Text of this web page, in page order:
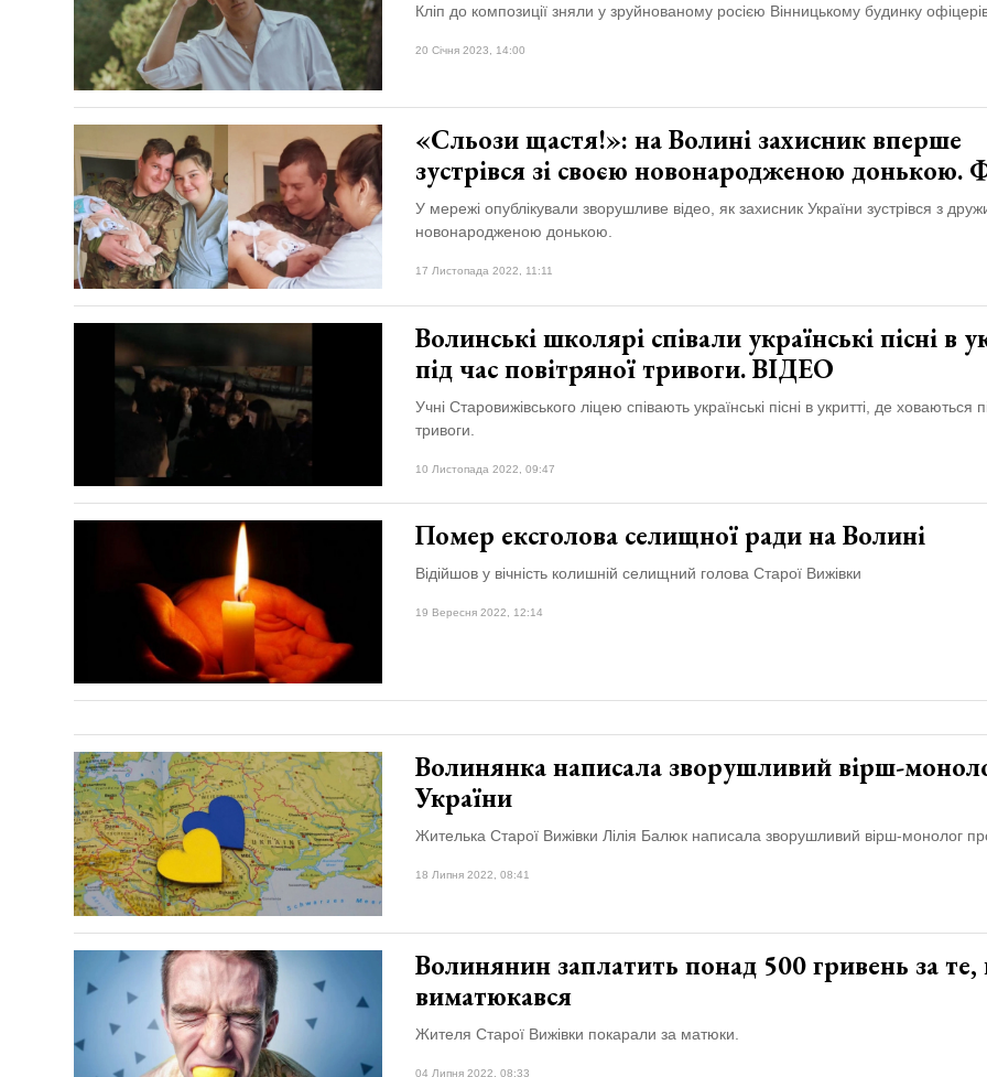
Кліп до композиції зняли у зруйнованому росією Вінницькому будинку
20 Січня 2023, 14:00
«Сльози щастя!»: на Волині захисник вперше
зустрівся зі своєю новонародженою
У мережі опублікували зворушливе відео, як захисник України зустрівся з
новонародженою донькою.
17 Листопада 2022, 11:11
Волинські школярі співали українські пісні в
під час повітряної тривоги. ВІДЕО
Учні Старовижівського ліцею співають українські пісні в укритті, де ховаються
тривоги.
10 Листопада 2022, 09:47
Помер ексголова селищної ради на Волині
Відійшов у вічність колишній селищний голова Старої Вижівки
19 Вересня 2022, 12:14
Волинянка написала зворушливий вірш-
України
Жителька Старої Вижівки Лілія Балюк написала зворушливий вірш-монолог
18 Липня 2022, 08:41
Волинянин заплатить понад 500 гривень за
виматюкався
Жителя Старої Вижівки покарали за матюки.
04 Липня 2022, 08:33